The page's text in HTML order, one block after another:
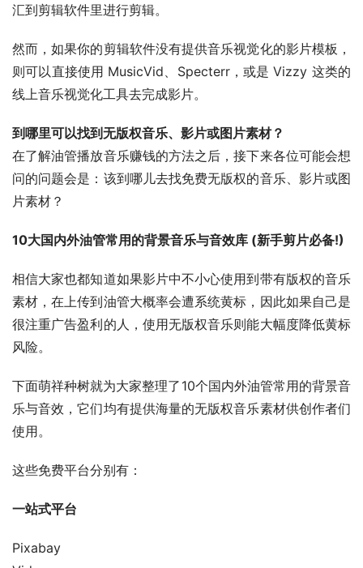
汇到剪辑软件里进行剪辑。
然而，如果你的剪辑软件没有提供音乐视觉化的影片模板，
则可以直接使用 MusicVid、Specterr，或是 Vizzy 这类的
线上音乐视觉化工具去完成影片。
到哪里可以找到无版权音乐、影片或图片素材？
在了解油管播放音乐赚钱的方法之后，接下来各位可能会想
问的问题会是：该到哪儿去找免费无版权的音乐、影片或图
片素材？
10大国内外油管常用的背景音乐与音效库 (新手剪片必备!)
相信大家也都知道如果影片中不小心使用到带有版权的音乐
素材，在上传到油管大概率会遭系统黄标，因此如果自己是
很注重广告盈利的人，使用无版权音乐则能大幅度降低黄标
风险。
下面萌祥种树就为大家整理了10个国内外油管常用的背景音
乐与音效，它们均有提供海量的无版权音乐素材供创作者们
使用。
这些免费平台分别有：
一站式平台
Pixabay